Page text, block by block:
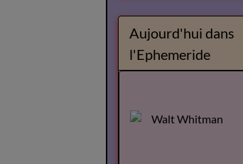
Aujourd'hui dans
l'Ephemeride